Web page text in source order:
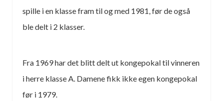
spille i en klasse fram til og med 1981, før de også
ble delt i 2 klasser.
Fra 1969 har det blitt delt ut kongepokal til vinneren
i herre klasse A. Damene fikk ikke egen kongepokal
før i 1979.